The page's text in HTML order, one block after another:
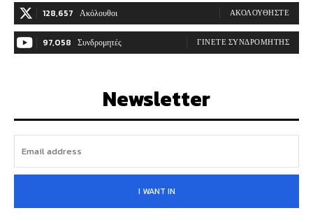
128,657 Ακόλουθοι ΑΚΟΛΟΥΘΉΣΤΕ
97,058 Συνδρομητές ΓΊΝΕΤΕ ΣΥΝΔΡΟΜΗΤΉΣ
Newsletter
I WANT IN